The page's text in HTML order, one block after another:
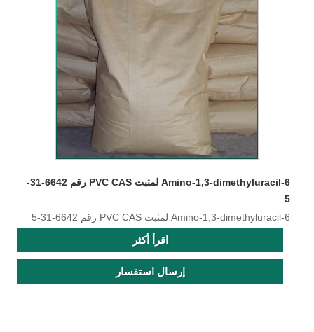
6-Amino-1,3-dimethyluracil لمثبت PVC CAS رقم 6642-31-
5
6-Amino-1,3-dimethyluracil لمثبت PVC CAS رقم 6642-31-5
اقرأ أكثر
إرسال استفسار